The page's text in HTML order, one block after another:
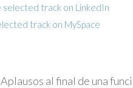
Aplausos al final de una